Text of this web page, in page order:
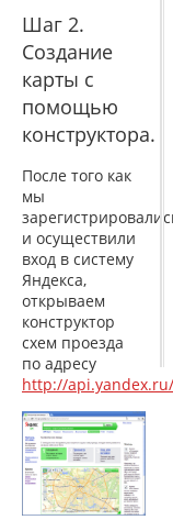
Шаг 2.
Создание
карты с
помощью
конструктора.
После того как
мы
и осуществили
вход в систему
Яндекса,
открываем
конструктор
схем проезда
по адресу
http://